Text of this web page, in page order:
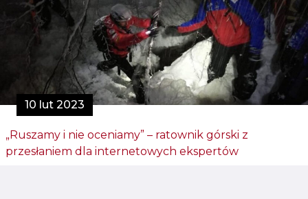
10 lut 2023
„Ruszamy i nie oceniamy” – ratownik górski z
przesłaniem dla internetowych ekspertów